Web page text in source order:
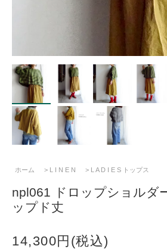
ホーム > L I N E N > L A D I E S トップス
npl061 ドロップショルダ
ップド丈
14,300円(税込)